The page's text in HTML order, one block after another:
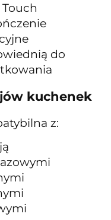
do
kuchenek
z: